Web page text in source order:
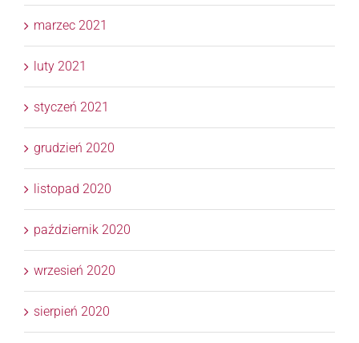
marzec 2021
luty 2021
styczeń 2021
grudzień 2020
listopad 2020
październik 2020
wrzesień 2020
sierpień 2020